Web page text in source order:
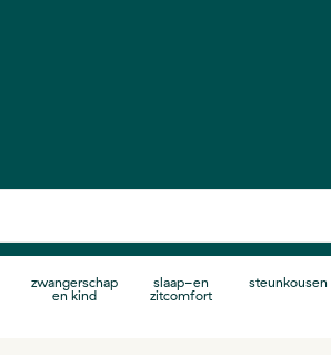
zwangerschap
en kind
slaap-en
zitcomfort
steunkousen